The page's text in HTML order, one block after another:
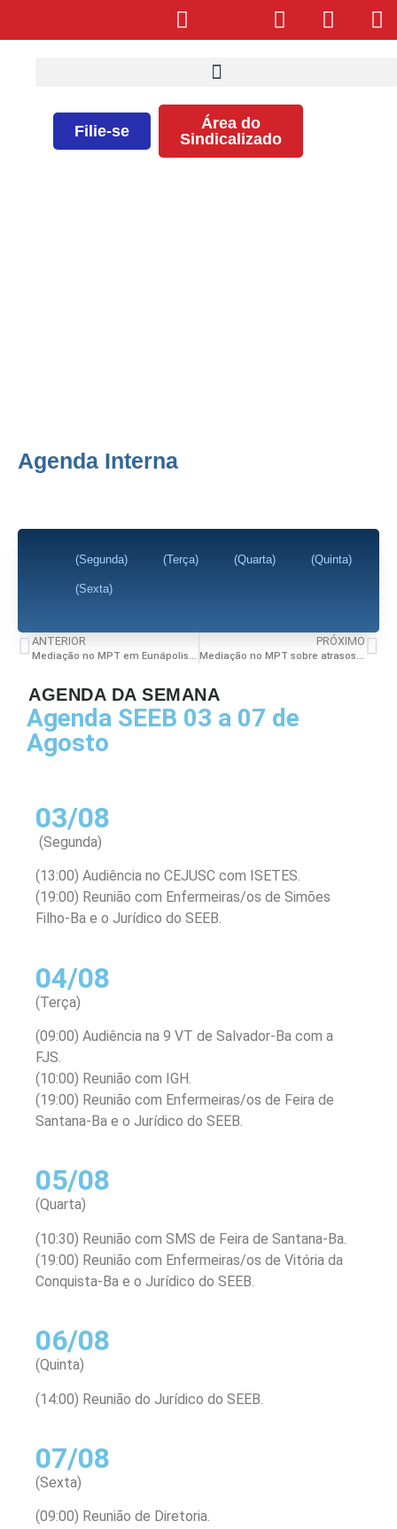
Filie-se
Área do
Sindicalizado
Agenda Interna
(Segunda) (Terça) (Quarta) (Quinta)
(Sexta)
ANTERIOR
Mediação no MPT em Eunápolis – Carga horária
PRÓXIMO
Mediação no MPT sobre atrasos de salário – FJS – Feira de Santana
AGENDA DA SEMANA
Agenda SEEB 03 a 07 de
Agosto
03/08
(Segunda)
(13:00) Audiência no CEJUSC com ISETES.
(19:00) Reunião com Enfermeiras/os de Simões
Filho-Ba e o Jurídico do SEEB.
04/08
(Terça)
(09:00) Audiência na 9 VT de Salvador-Ba com a
FJS.
(10:00) Reunião com IGH.
(19:00) Reunião com Enfermeiras/os de Feira de
Santana-Ba e o Jurídico do SEEB.
05/08
(Quarta)
(10:30) Reunião com SMS de Feira de Santana-Ba.
(19:00) Reunião com Enfermeiras/os de Vitória da
Conquista-Ba e o Jurídico do SEEB.
06/08
(Quinta)
(14:00) Reunião do Jurídico do SEEB.
07/08
(Sexta)
(09:00) Reunião de Diretoria.